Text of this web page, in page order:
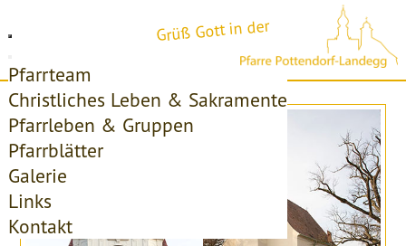
Pfarrteam
Christliches Leben & Sakramente
Pfarrleben & Gruppen
Pfarrblätter
Galerie
Links
Kontakt
Grüß Gott in der